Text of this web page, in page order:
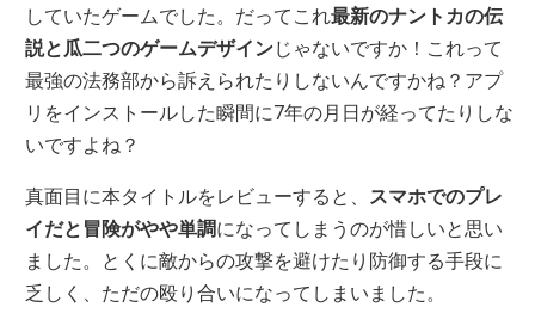
していたゲームでした。だってこれ最新のナントカの伝
説と瓜二つのゲームデザインじゃないですか！これって
最強の法務部から訴えられたりしないんですかね？アプ
リをインストールした瞬間に7年の月日が経ってたりしな
いですよね？
真面目に本タイトルをレビューすると、 スマホでのプレ
イだと冒険がやや単調になってしまうのが惜しいと思い
ました。とくに敵からの攻撃を避けたり防御する手段に
乏しく、ただの殴り合いになってしまいました。